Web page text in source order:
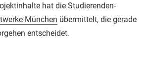
hat die Studierenden-
München übermittelt, die gerade
entscheidet.